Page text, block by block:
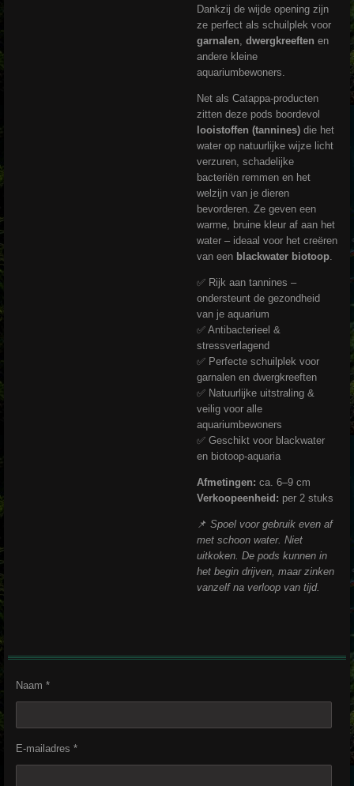
Dankzij de wijde opening zijn
ze perfect als schuilplek voor
garnalen dwergkreeften en
andere kleine
aquariumbewoners.
Net als Catappa-producten
zitten deze pods boordevol
looistoffen (tannines) die het
water op natuurlijke wijze licht
verzuren, schadelijke
bacteriën remmen en het
welzijn van je dieren
bevorderen. Ze geven een
warme, bruine kleur af aan het
water – ideaal voor het creëren
van een blackwater biotoop
✅ Rijk aan tannines –
ondersteunt de gezondheid
van je aquarium
✅ Antibacterieel &
stressverlagend
✅ Perfecte schuilplek voor
garnalen en dwergkreeften
✅ Natuurlijke uitstraling &
veilig voor alle
aquariumbewoners
✅ Geschikt voor blackwater
en biotoop-aquaria
Afmetingen: ca. 6–9 cm
Verkoopeenheid: per 2 stuks
📌 Spoel voor gebruik even af
met schoon water. Niet
uitkoken. De pods kunnen in
het begin drijven, maar zinken
vanzelf na verloop van tijd.
Naam *
E-mailadres *